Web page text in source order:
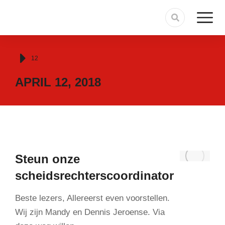
Je bent hier:
12
APRIL 12, 2018
Steun onze
scheidsrechterscoordinator
Beste lezers, Allereerst even voorstellen.
Wij zijn Mandy en Dennis Jeroense. Via